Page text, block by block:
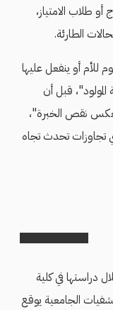
طلاب الامتياز،
الطارئة.
للأم أو ينفعل عليها
قبل أن
يعكس نقص الخبرة"،
تجاوزات تحدث تجاه
دراستها في كلية
الجامعية يوقع